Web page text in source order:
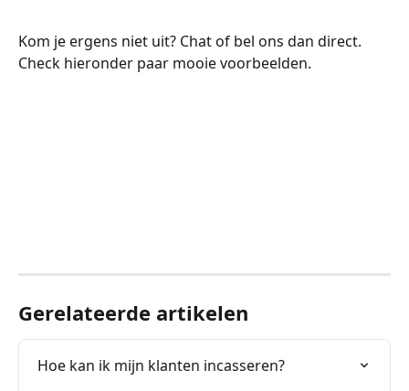
Kom je ergens niet uit? Chat of bel ons dan direct.
Check hieronder paar mooie voorbeelden.
Gerelateerde artikelen
Hoe kan ik mijn klanten incasseren?